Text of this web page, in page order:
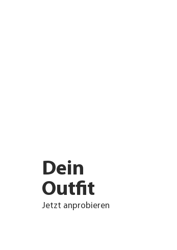
Dein
Outfit
Jetzt anprobieren